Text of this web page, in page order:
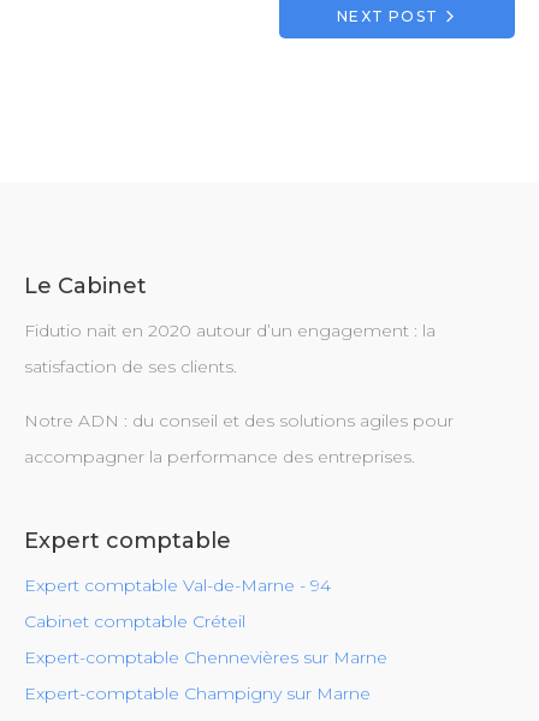
NEXT POST
Le Cabinet
Fidutio nait en 2020 autour d’un engagement : la
satisfaction de ses clients.
Notre ADN : du conseil et des solutions agiles pour
accompagner la performance des entreprises.
Expert comptable
Expert comptable Val-de-Marne - 94
Cabinet comptable Créteil
Expert-comptable Chennevières sur Marne
Expert-comptable Champigny sur Marne